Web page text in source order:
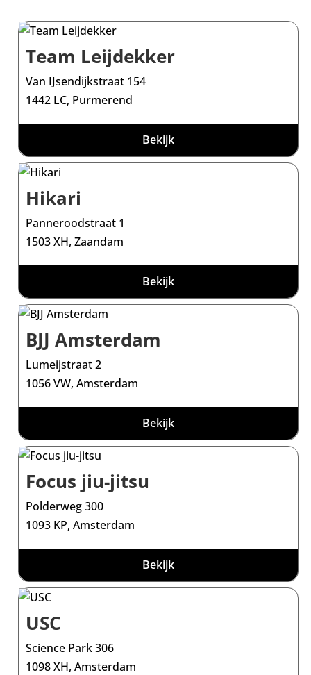
Team Leijdekker
Van IJsendijkstraat 154
1442 LC, Purmerend
Bekijk
Hikari
Panneroodstraat 1
1503 XH, Zaandam
Bekijk
BJJ Amsterdam
Lumeijstraat 2
1056 VW, Amsterdam
Bekijk
Focus jiu-jitsu
Polderweg 300
1093 KP, Amsterdam
Bekijk
USC
Science Park 306
1098 XH, Amsterdam